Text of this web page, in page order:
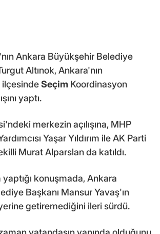
Ankara Büyükşehir Belediye
Altınok, Ankara'nın
Seçim Koordinasyon
yaptı.
merkezin açılışına, MHP
Yaşar Yıldırım ile AK Parti
Murat Alparslan da katıldı.
konuşmada, Ankara
Başkanı Mansur Yavaş'ın
getiremediğini ileri sürdü.